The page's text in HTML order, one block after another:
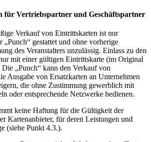
für Vertriebspartner und Geschäftspartner
Verkauf von Eintrittskarten ist nur
„Punch“ gestattet und ohne vorherige
des Veranstalters unzulässig. Einlass zu den
mit einer gültigen Eintrittskarte (im Original
„Punch“ kann den Verkauf von
Ausgabe von Ersatzkarten an Unternehmen
die ohne Zustimmung gewerblich mit
oder entsprechende Netzwerke bedienen.
keine Haftung für die Gültigkeit der
Kartenanbieter, für deren Leistungen und
(siehe Punkt 4.3.).